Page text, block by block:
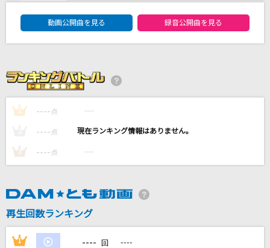
[生音]3月9日
レミオロメン
ポルノグラフィティ
[生音]帰りたくなったよ
いきものがかり
動画公開曲を見る 録音公開曲を見る
1 ---- 点 ----
---- 点 ----
3 ---- 点 ----
再生回数ランキング
1 ---- 回 ----